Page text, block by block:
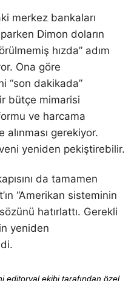
merkez bankaları
Dimon doların
hızda” adım
Ona göre
“son dakikada”
bütçe mimarisi
ve harcama
alınması gerekiyor.
yeniden pekiştirebilir.
da tamamen
“Amerikan sisteminin
hatırlattı. Gerekli
yeniden
editoryal ekibi tarafından özel